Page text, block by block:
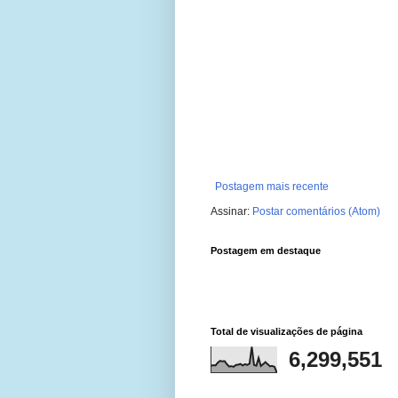
Postagem mais recente
Assinar: Postar comentários (Atom)
Postagem em destaque
Total de visualizações de página
6,299,551